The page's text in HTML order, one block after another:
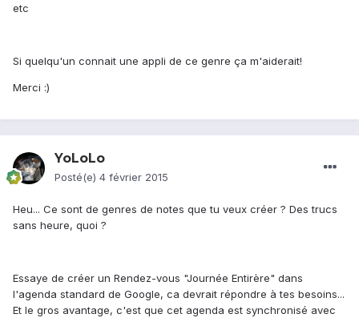
etc
Si quelqu'un connait une appli de ce genre ça m'aiderait!
Merci :)
YoLoLo
Posté(e) 4 février 2015
Heu... Ce sont de genres de notes que tu veux créer ? Des trucs
sans heure, quoi ?
Essaye de créer un Rendez-vous "Journée Entirère" dans
l'agenda standard de Google, ca devrait répondre à tes besoins...
Et le gros avantage, c'est que cet agenda est synchronisé avec